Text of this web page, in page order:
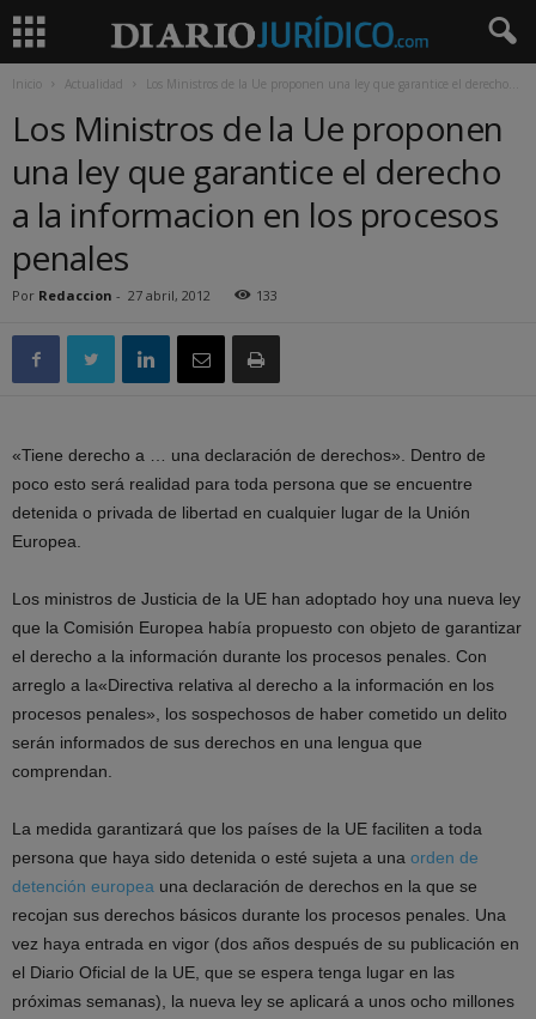
Inicio Actualidad Los Ministros de la Ue proponen una ley que garantice el derecho...
Los Ministros de la Ue proponen
una ley que garantice el derecho
a la informacion en los procesos
penales
Por Redaccion - 27 abril, 2012 133
«Tiene derecho a … una declaración de derechos». Dentro de
poco esto será realidad para toda persona que se encuentre
detenida o privada de libertad en cualquier lugar de la Unión
Europea.
Los ministros de Justicia de la UE han adoptado hoy una nueva ley
que la Comisión Europea había propuesto con objeto de garantizar
el derecho a la información durante los procesos penales. Con
arreglo a la«Directiva relativa al derecho a la información en los
procesos penales», los sospechosos de haber cometido un delito
serán informados de sus derechos en una lengua que
comprendan.
La medida garantizará que los países de la UE faciliten a toda
persona que haya sido detenida o esté sujeta a una orden de
detención europea una declaración de derechos en la que se
recojan sus derechos básicos durante los procesos penales. Una
vez haya entrada en vigor (dos años después de su publicación en
el Diario Oficial de la UE, que se espera tenga lugar en las
próximas semanas), la nueva ley se aplicará a unos ocho millones